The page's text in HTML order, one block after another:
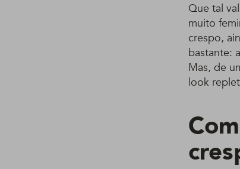
Que tal
muito
crespo,
bastante:
Mas, de
look